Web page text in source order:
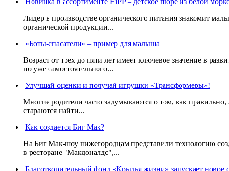
Лидер в производстве органического питания знакомит
органической продукции...
«Боты-спасатели» – пример для малыша
Возраст от трех до пяти лет имеет ключевое значение в
но уже самостоятельного...
Улучшай оценки и получай игрушки «Трансформеры»!
Многие родители часто задумываются о том, как
стараются найти...
Как создается Биг Мак?
На Биг Мак-шоу нижегородцам представили технологию
в ресторане "Макдоналдс",...
Благотворительный фонд «Крылья жизни» запускает новое